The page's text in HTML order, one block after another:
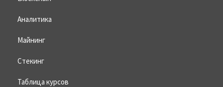
Аналитика
Майнинг
Стекинг
Таблица курсов
по объему торгов